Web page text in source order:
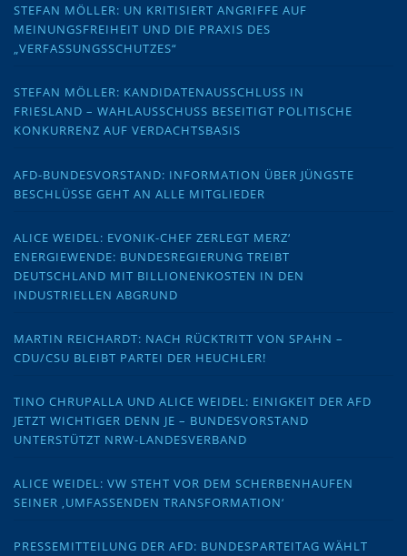
STEFAN MÖLLER: UN KRITISIERT ANGRIFFE AUF
MEINUNGSFREIHEIT UND DIE PRAXIS DES
„VERFASSUNGSSCHUTZES“
STEFAN MÖLLER: KANDIDATENAUSSCHLUSS IN
FRIESLAND – WAHLAUSSCHUSS BESEITIGT POLITISCHE
KONKURRENZ AUF VERDACHTSBASIS
AFD-BUNDESVORSTAND: INFORMATION ÜBER JÜNGSTE
BESCHLÜSSE GEHT AN ALLE MITGLIEDER
ALICE WEIDEL: EVONIK-CHEF ZERLEGT MERZ‘
ENERGIEWENDE: BUNDESREGIERUNG TREIBT
DEUTSCHLAND MIT BILLIONENKOSTEN IN DEN
INDUSTRIELLEN ABGRUND
MARTIN REICHARDT: NACH RÜCKTRITT VON SPAHN –
CDU/CSU BLEIBT PARTEI DER HEUCHLER!
TINO CHRUPALLA UND ALICE WEIDEL: EINIGKEIT DER AFD
JETZT WICHTIGER DENN JE – BUNDESVORSTAND
UNTERSTÜTZT NRW-LANDESVERBAND
ALICE WEIDEL: VW STEHT VOR DEM SCHERBENHAUFEN
SEINER ‚UMFASSENDEN TRANSFORMATION‘
PRESSEMITTEILUNG DER AFD: BUNDESPARTEITAG WÄHLT